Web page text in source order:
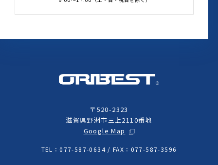
〒520-2323
滋賀県野洲市三上2110番地
Google Map
TEL：077-587-0634 / FAX：077-587-3596